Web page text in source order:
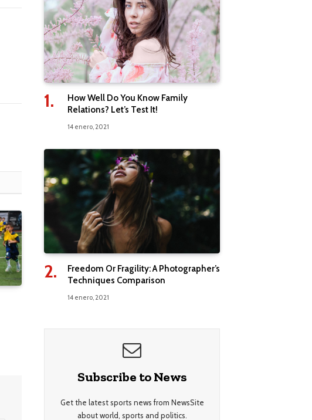
How Well Do You Know Family
Relations? Let’s Test It!
14 enero, 2021
Freedom Or Fragility: A Photographer’s
Techniques Comparison
14 enero, 2021
Subscribe to News
Get the latest sports news from NewsSite
about world, sports and politics.